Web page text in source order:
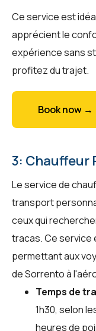
Ce service est
apprécient le
expérience sans
profitez du trajet.
Book now →
3: Chauffeur
Le service de
transport
ceux qui
tracas. Ce service
permettant aux
de Sorrento à
Temps de
1h30, selon
heures de